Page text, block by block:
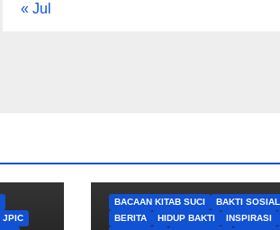
« Jul
JPIC
BACAAN KITAB SUCI
BAKTI SOSIAL
BERITA
HIDUP BAKTI INSPIRASI